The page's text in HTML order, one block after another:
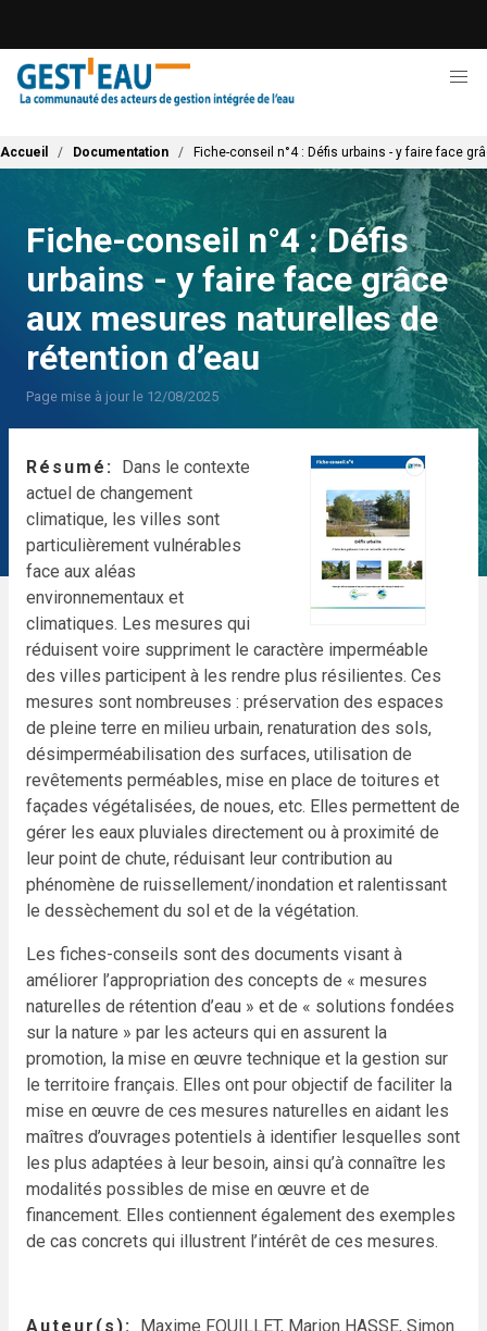
contenu
principal
Fil d'Ariane
Accueil Documentation Fiche-conseil n°4 : Défis urbains - y faire face
Fiche-conseil n°4 : Défis
urbains - y faire face grâce
aux mesures naturelles de
rétention d’eau
Page mise à jour le 12/08/2025
Résumé
Dans le contexte
actuel de changement
climatique, les villes sont
particulièrement vulnérables
face aux aléas
environnementaux et
climatiques. Les mesures qui
réduisent voire suppriment le caractère imperméable
des villes participent à les rendre plus résilientes. Ces
mesures sont nombreuses : préservation des espaces
de pleine terre en milieu urbain, renaturation des sols,
désimperméabilisation des surfaces, utilisation de
revêtements perméables, mise en place de toitures et
façades végétalisées, de noues, etc. Elles permettent de
gérer les eaux pluviales directement ou à proximité de
leur point de chute, réduisant leur contribution au
phénomène de ruissellement/inondation et ralentissant
le dessèchement du sol et de la végétation.
Les fiches-conseils sont des documents visant à
améliorer l’appropriation des concepts de « mesures
naturelles de rétention d’eau » et de « solutions fondées
sur la nature » par les acteurs qui en assurent la
promotion, la mise en œuvre technique et la gestion sur
le territoire français. Elles ont pour objectif de faciliter la
mise en œuvre de ces mesures naturelles en aidant les
maîtres d’ouvrages potentiels à identifier lesquelles sont
les plus adaptées à leur besoin, ainsi qu’à connaître les
modalités possibles de mise en œuvre et de
financement. Elles contiennent également des exemples
de cas concrets qui illustrent l’intérêt de ces mesures.
Auteur(s)
Maxime FOUILLET, Marion HASSE, Simon